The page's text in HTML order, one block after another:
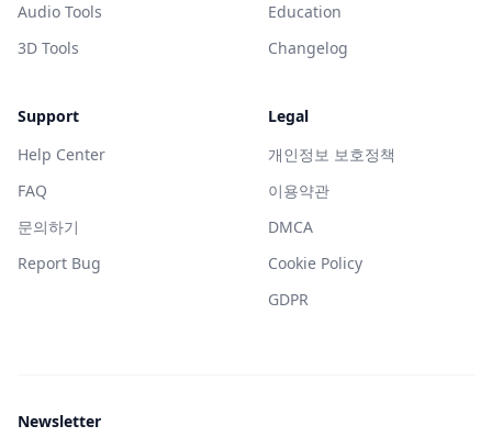
Audio Tools
3D Tools
Education
Changelog
Support
Help Center
FAQ
문의하기
Report Bug
Legal
개인정보 보호정책
이용약관
DMCA
Cookie Policy
GDPR
Newsletter